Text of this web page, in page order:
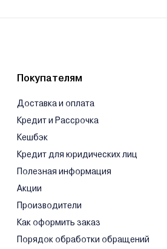
Покупателям
Доставка и оплата
Кредит и Рассрочка
Кешбэк
Кредит для юридических лиц
Полезная информация
Акции
Производители
Как оформить заказ
Порядок обработки обращений